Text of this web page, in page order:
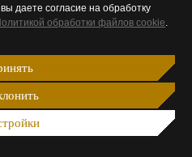
даете согласие на обработку
обработки файлов cookie.
(2022)
номинации